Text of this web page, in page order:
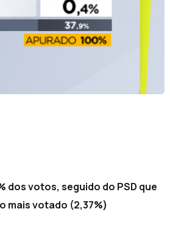
votos, seguido do PSD que
mais votado (2,37%)